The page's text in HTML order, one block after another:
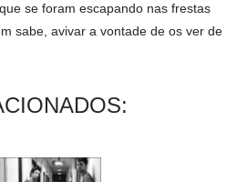
se foram escapando nas frestas
sabe, avivar a vontade de os ver de